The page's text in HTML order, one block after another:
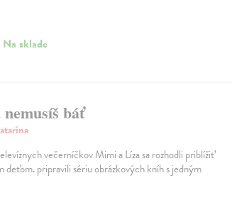
Na sklade
báť
večerníčkov Mimi a Líza sa rozhodli priblížiť
deťom. pripravili sériu obrázkových kníh s jedným